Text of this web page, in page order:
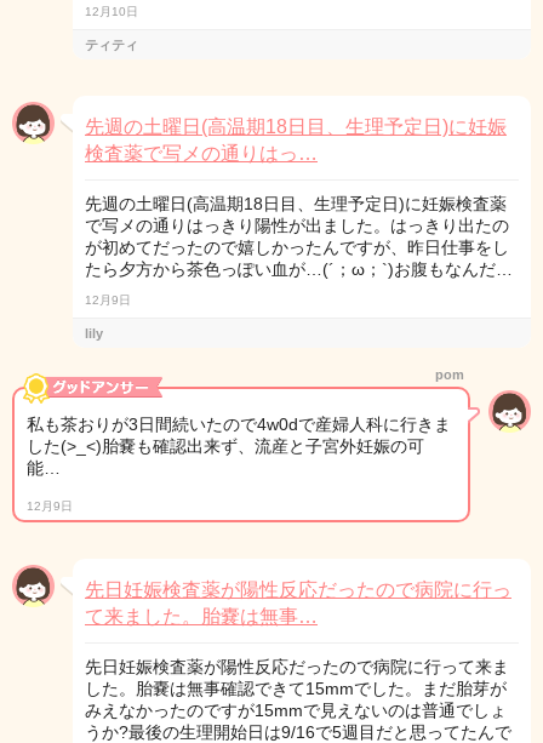
12月10日
ティティ
先週の土曜日(高温期18日目、生理予定日)に妊娠
検査薬で写メの通りはっ…
先週の土曜日(高温期18日目、生理予定日)に妊娠検査薬
で写メの通りはっきり陽性が出ました。はっきり出たの
が初めてだったので嬉しかったんですが、昨日仕事をし
たら夕方から茶色っぽい血が…(´；ω；`)お腹もなんだ…
12月9日
lily
pom
私も茶おりが3日間続いたので4w0dで産婦人科に行きま
した(>_<)胎嚢も確認出来ず、流産と子宮外妊娠の可
能…
12月9日
先日妊娠検査薬が陽性反応だったので病院に行っ
て来ました。胎嚢は無事…
先日妊娠検査薬が陽性反応だったので病院に行って来ま
した。胎嚢は無事確認できて15mmでした。まだ胎芽が
みえなかったのですが15mmで見えないのは普通でしょ
うか?最後の生理開始日は9/16で5週目だと思ってたんで